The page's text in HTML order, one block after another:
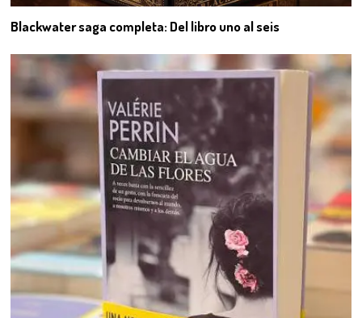
Blackwater saga completa: Del libro uno al seis